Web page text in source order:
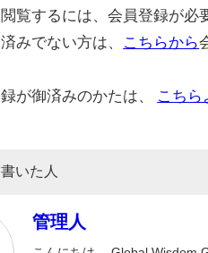
覧するには、会員登録が必
みでない方は、
こちらから
が御済みのかたは、 こちら
いた人
管理人